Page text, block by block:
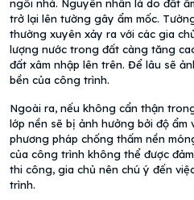
ngôi nhà. Nguyên nhân là do đất
trở lại lên tường gây ẩm mốc.
thường xuyên xảy ra với các gia
lượng nước trong đất càng tăng
đất xâm nhập lên trên. Để lâu sẽ
bền của công trình.
Ngoài ra, nếu không cẩn thận
lớp nền sẽ bị ảnh hưởng bởi độ
phương pháp chống thấm nền
của công trình không thể được
thi công, gia chủ nên chú ý đến
trình.